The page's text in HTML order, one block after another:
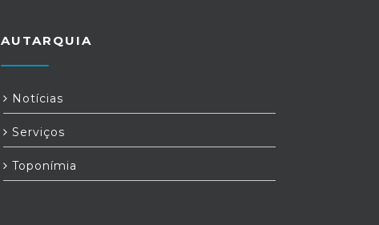
AUTARQUIA
Notícias
Serviços
Toponímia